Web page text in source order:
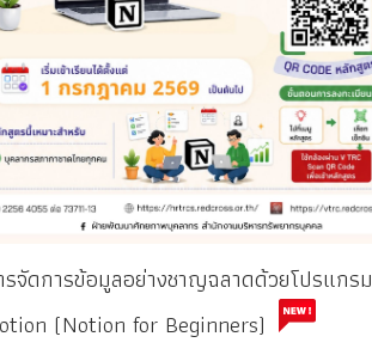
รจัดการข้อมูลอย่างชาญฉลาดด้วยโปรแกรม
(Notion for Beginners)